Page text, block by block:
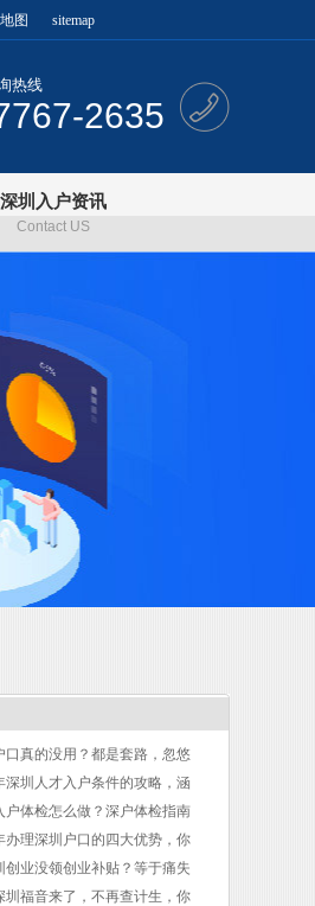
图 sitemap
热线
2635
深圳入户资讯
Contact US
口真的没用？都是套路，忽悠
其实就是真正的深圳人！
深圳人才入户条件的攻略，涵
所有的东西
户体检怎么做？深户体检指南
办理深圳户口的四大优势，你
知道
创业没领创业补贴？等于痛失
圳福音来了，不再查计生，你